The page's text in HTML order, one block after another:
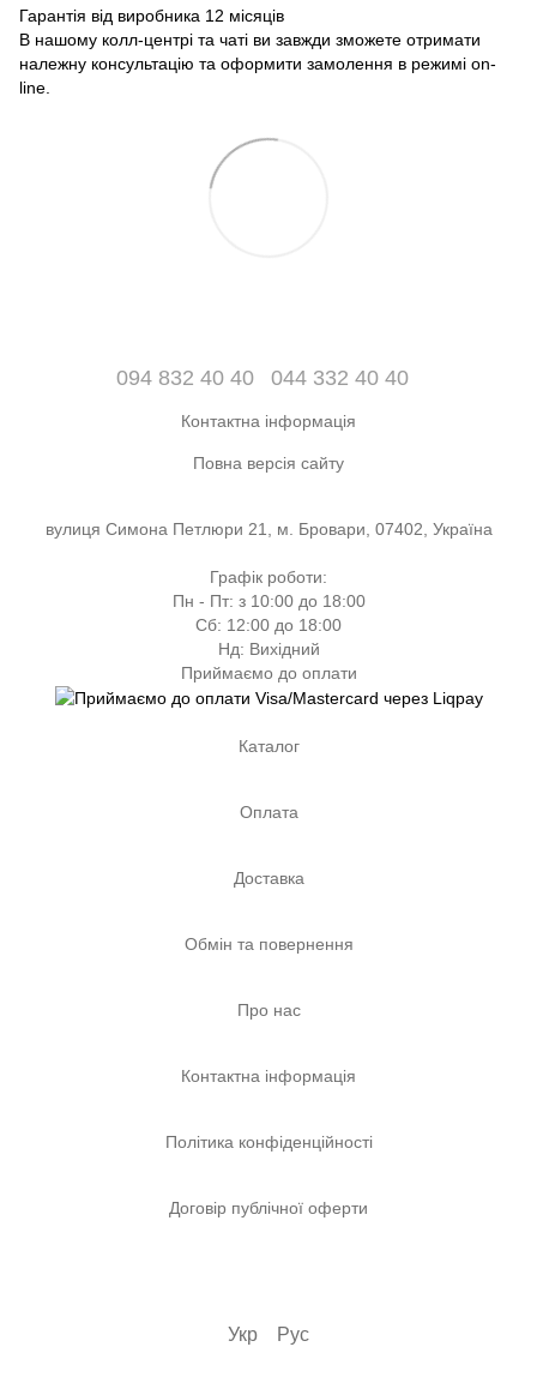
Гарантія від виробника 12 місяців
В нашому колл-центрі та чаті ви завжди зможете отримати
належну консультацію та оформити замолення в режимі on-
line.
094 832 40 40 044 332 40 40
Контактна інформація
Повна версія сайту
вулиця Симона Петлюри 21, м. Бровари, 07402, Україна
Графік роботи:
Пн - Пт: з 10:00 до 18:00
Сб: 12:00 до 18:00
Нд: Вихідний
Приймаємо до оплати
Каталог
Оплата
Доставка
Обмін та повернення
Про нас
Контактна інформація
Політика конфіденційності
Договір публічної оферти
Укр Рус